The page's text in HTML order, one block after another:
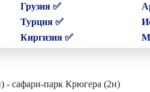
Грузия ✅
Турция ✅
Киргизия ✅
сафари-парк Крюгера (2н)